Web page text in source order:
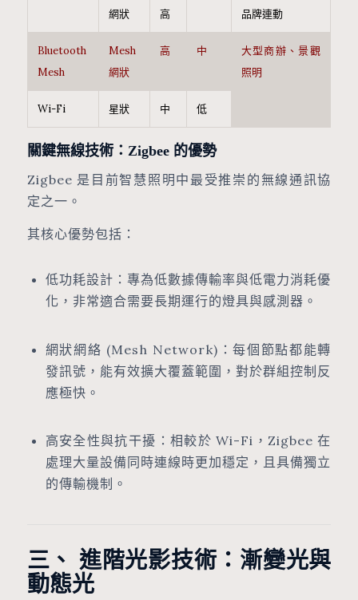
網狀 高 品牌連動
Bluetooth
Mesh
Mesh
網狀
高 中
大型商辦、景觀
照明
Wi-Fi 星狀 中 低
關鍵無線技術：Zigbee 的優勢
Zigbee 是目前智慧照明中最受推崇的無線通訊協
定之一。
其核心優勢包括：
低功耗設計：專為低數據傳輸率與低電力消耗優
化，非常適合需要長期運行的燈具與感測器。
網狀網絡 (Mesh Network)：每個節點都能轉
發訊號，能有效擴大覆蓋範圍，對於群組控制反
應極快。
高安全性與抗干擾：相較於 Wi-Fi，Zigbee 在
處理大量設備同時連線時更加穩定，且具備獨立
的傳輸機制。
三、 進階光影技術：漸變光與
動態光